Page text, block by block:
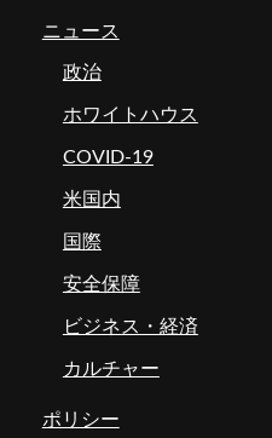
ニュース
政治
ホワイトハウス
COVID-19
米国内
国際
安全保障
ビジネス・経済
カルチャー
ポリシー